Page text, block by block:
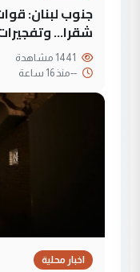
جنوب لبنان:
شقرا…
--منذ 16 ساعة
اخبار محلية